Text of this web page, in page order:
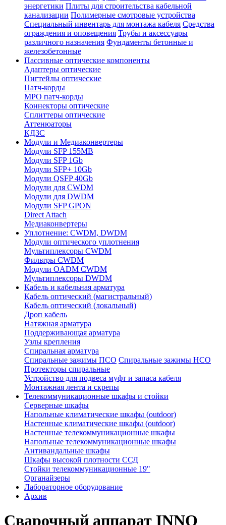
энергетики Плиты для строительства кабельной
канализации Полимерные смотровые устройства
Специальный инвентарь для монтажа кабеля Средства
ограждения и оповещения Трубы и аксессуары
различного назначения Фундаменты бетонные и
железобетонные
Пассивные оптические компоненты
Адаптеры оптические
Пигтейлы оптические
Патч-корды
MPO патч-корды
Коннекторы оптические
Сплиттеры оптические
Аттенюаторы
КДЗС
Модули и Медиаконвертеры
Модули SFP 155MB
Модули SFP 1Gb
Модули SFP+ 10Gb
Модули QSFP 40Gb
Модули для CWDM
Модули для DWDM
Модули SFP GPON
Direct Attach
Медиаконвертеры
Уплотнение: CWDM, DWDM
Модули оптического уплотнения
Мультиплексоры CWDM
Фильтры CWDM
Модули OADM CWDM
Мультиплексоры DWDM
Кабель и кабельная арматура
Кабель оптический (магистральный)
Кабель оптический (локальный)
Дроп кабель
Натяжная арматура
Поддерживающая арматура
Узлы крепления
Спиральная арматура
Спиральные зажимы ПСО Спиральные зажимы НСО
Протекторы спиральные
Устройство для подвеса муфт и запаса кабеля
Монтажная лента и скрепы
Телекоммуникационные шкафы и стойки
Серверные шкафы
Напольные климатические шкафы (outdoor)
Настенные климатические шкафы (outdoor)
Настенные телекоммуникационные шкафы
Напольные телекоммуникационные шкафы
Антивандальные шкафы
Шкафы высокой плотности ССД
Стойки телекоммуникационные 19"
Органайзеры
Лабораторное оборудование
Архив
Сварочный аппарат INNO